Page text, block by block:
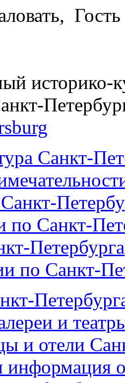
Гость
историко-
Санкт-
по Санкт-
Петербурга
по Санкт-
и
и отели
информация